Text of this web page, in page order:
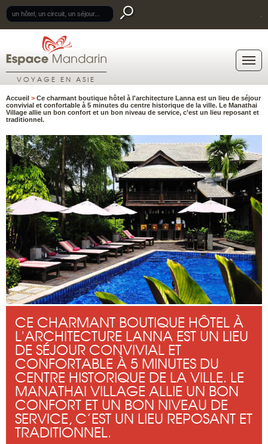
VOYAGE EN ASIE
Accueil > Ce charmant boutique hôtel à l'architecture Lanna est un lieu de séjour
convivial et confortable à 5 minutes du centre historique de la ville. Le Manathai
Village allie un bon confort et un bon niveau de service, c’est un lieu reposant et
traditionnel.
CE CHARMANT BOUTIQUE HÔTEL À
L'ARCHITECTURE LANNA EST UN LIEU
DE SÉJOUR CONVIVIAL ET
CONFORTABLE À 5 MINUTES DU
CENTRE HISTORIQUE DE LA VILLE. LE
MANATHAI VILLAGE ALLIE UN BON
CONFORT ET UN BON NIVEAU DE
SERVICE, C’EST UN LIEU REPOSANT ET
TRADITIONNEL.